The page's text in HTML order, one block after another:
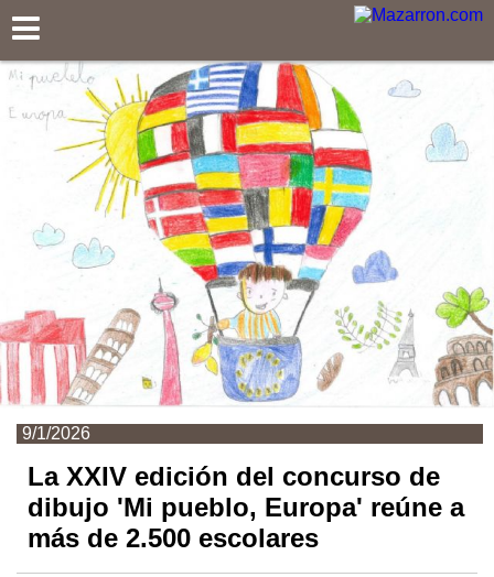
9/1/2026
La XXIV edición del concurso de
dibujo 'Mi pueblo, Europa' reúne a
más de 2.500 escolares